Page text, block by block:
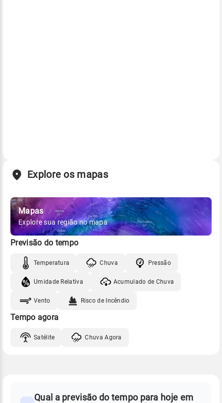
Explore os mapas
Mapas
Explore sua região no mapa
Previsão do tempo
Temperatura Chuva Pressão
Umidade Relativa Acumulado de Chuva
Vento Risco de Incêndio
Tempo agora
Satélite Chuva Agora
PREVISÃO Qual a previsão do tempo para hoje em